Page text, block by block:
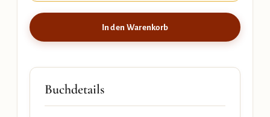
In den Warenkorb
Buchdetails